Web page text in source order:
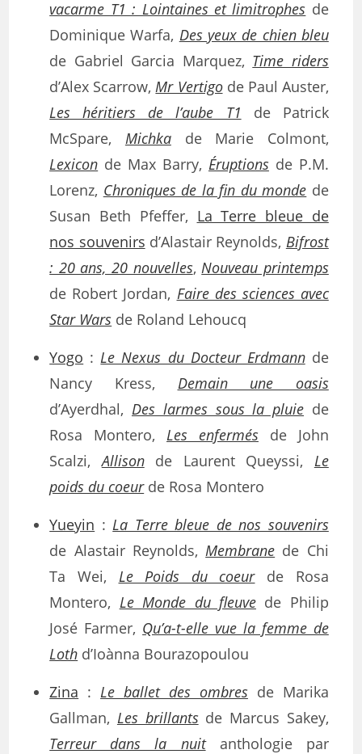
vacarme T1 : Lointaines et limitrophes de
Dominique Warfa, Des yeux de chien bleu
de Gabriel Garcia Marquez, Time riders
d’Alex Scarrow,Mr Vertigode Paul Auster,
Les héritiers de l’aube T1 de Patrick
McSpare, Michkade Marie Colmont,
Lexicon de Max Barry, Éruptionsde P.M.
Lorenz, Chroniques de la fin du monde de
Susan Beth Pfeffer, La Terre bleue de
nos souvenirs d’Alastair Reynolds, Bifrost
: 20 ans, 20 nouvelles,Nouveau printemps
de Robert Jordan, Faire des sciences avec
Star Wars de Roland Lehoucq
Yogo :Le Nexus du Docteur Erdmannde
Nancy Kress, Demain une oasis
d’Ayerdhal, Des larmes sous la pluie de
Rosa Montero,Les enfermésde John
Scalzi,Allisonde Laurent Queyssi, Le
poids du coeurde Rosa Montero
Yueyin :La Terre bleue de nos souvenirs
de Alastair Reynolds,Membrane de Chi
Ta Wei, Le Poids du coeurde Rosa
Montero, Le Monde du fleuvede Philip
José Farmer, Qu’a-t-elle vue la femme de
Loth d’Ioànna Bourazopoulou
Zina :Le ballet des ombresde Marika
Gallman, Les brillantsde Marcus Sakey,
Terreur dans la nuitanthologie par